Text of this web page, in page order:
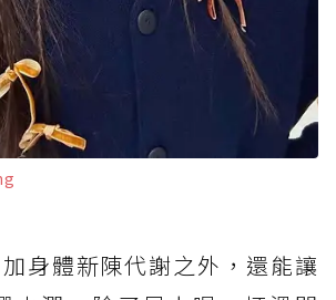
身體新陳代謝之外，還能讓